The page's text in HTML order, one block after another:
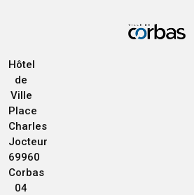
Hôtel
de
Ville
Place
Charles
Jocteur
69960
Corbas
04